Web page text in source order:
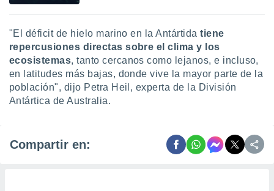
"El déficit de hielo marino en la Antártidatiene
repercusiones directas sobre el clima y los
ecosistemas, tanto cercanos como lejanos, e incluso,
en latitudes más bajas, donde vive la mayor parte de la
población", dijo Petra Heil, experta de la División
Antártica de Australia.
Compartir en: